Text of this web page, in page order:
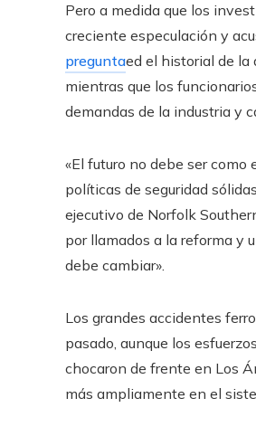
Pero a medida que los
creciente especulación y
preguntaed el historial de la
mientras que los
demandas de la industria y
«El futuro no debe ser como
políticas de seguridad
ejecutivo de Norfolk
por llamados a la reforma y
debe cambiar».
Los grandes accidentes
pasado, aunque los
chocaron de frente en Los
más ampliamente en el